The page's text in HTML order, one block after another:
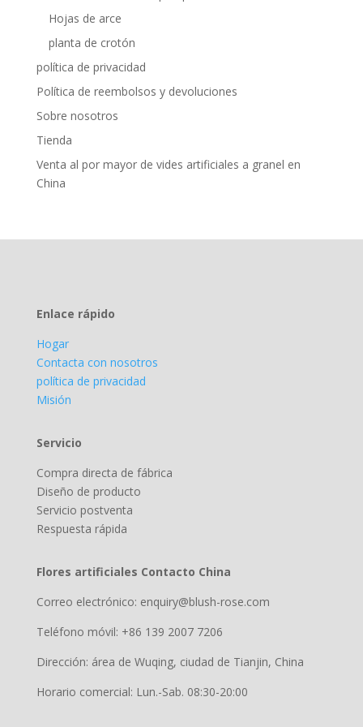
Hojas de arce
planta de crotón
política de privacidad
Política de reembolsos y devoluciones
Sobre nosotros
Tienda
Venta al por mayor de vides artificiales a granel en
China
Enlace rápido
Hogar
Contacta con nosotros
política de privacidad
Misión
Servicio
Compra directa de fábrica
Diseño de producto
Servicio postventa
Respuesta rápida
Flores artificiales Contacto China
Correo electrónico: enquiry@blush-rose.com
Teléfono móvil: +86 139 2007 7206
Dirección: área de Wuqing, ciudad de Tianjin, China
Horario comercial: Lun.-Sab. 08:30-20:00